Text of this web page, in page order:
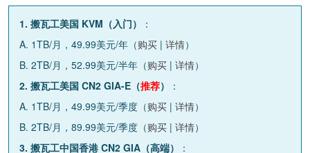
1. 搬瓦工美国 KVM（入门）
：
A. 1TB/月，49.99美元/年（购买 | 详情）
B. 2TB/月，52.99美元/半年（购买 | 详情）
2. 搬瓦工美国 CN2 GIA-E（推荐）
：
A. 1TB/月，49.99美元/季度（购买 | 详情）
B. 2TB/月，89.99美元/季度（购买 | 详情）
3. 搬瓦工中国香港 CN2 GIA（高端）
：